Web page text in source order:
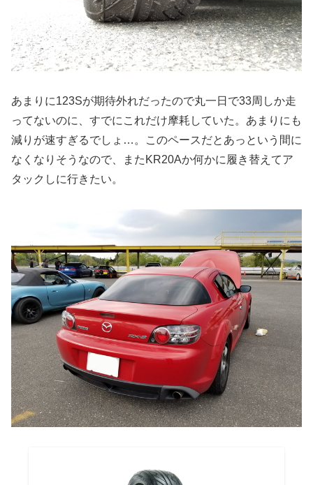
あまりに123Sが期待外れだったので丸一日で33周しか走
ってないのに、すでにこれだけ摩耗していた。あまりにも
減りが速すぎるでしょ…。このペースだとあっという間に
なくなりそうなので、またKR20Aか何かに履き替えてア
タックしに行きたい。